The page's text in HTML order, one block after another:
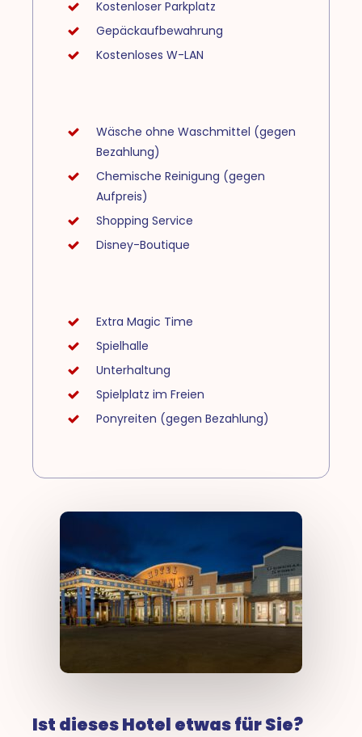
Kostenloser Parkplatz
Gepäckaufbewahrung
Kostenloses W-LAN
Wäsche ohne Waschmittel (gegen
Bezahlung)
Chemische Reinigung (gegen
Aufpreis)
Shopping Service
Disney-Boutique
Extra Magic Time
Spielhalle
Unterhaltung
Spielplatz im Freien
Ponyreiten (gegen Bezahlung)
Ist dieses Hotel etwas für Sie?